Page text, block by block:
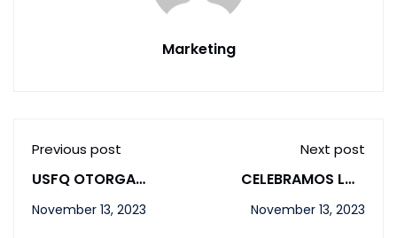
Marketing
Previous post
USFQ OTORGA
ESTUDIANTES DEL
November 13, 2023
Next post
CELEBRAMOS LOS
OLIMPIADA
November 13, 2023